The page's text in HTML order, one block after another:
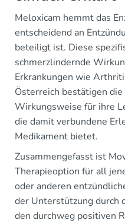
Meloxicam hemmt das
entscheidend an
beteiligt ist. Diese
schmerzlindernde
Erkrankungen wie
Österreich bestätigen
Wirkungsweise für ihre
die damit verbundene
Medikament bietet.
Zusammengefasst ist
Therapieoption für all
oder anderen
der Unterstützung durch
den durchweg positiven